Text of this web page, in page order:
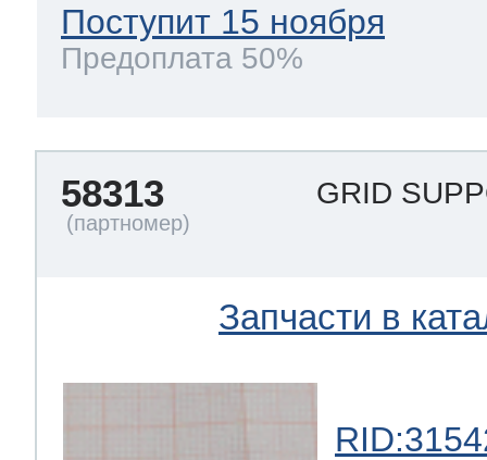
Поступит 15 ноября
Предоплата 50%
58313 GRID
Запчасти в